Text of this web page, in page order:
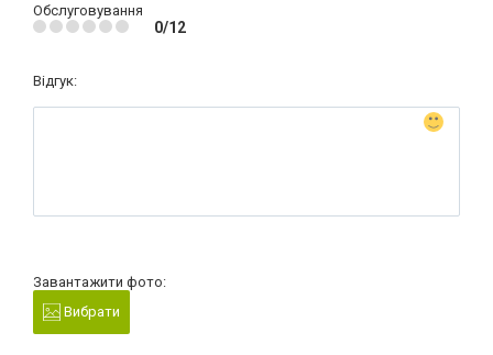
Обслуговування
0/12
Відгук:
Завантажити фото:
Вибрати